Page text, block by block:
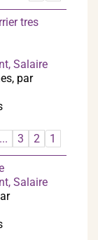
tres
Salaire
par
1
2
3
...
Salaire